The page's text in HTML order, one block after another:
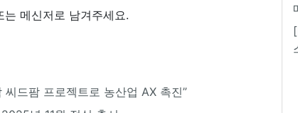
는 메신저로 남겨주세요.
드팜 프로젝트로 농산업 AX 촉진”